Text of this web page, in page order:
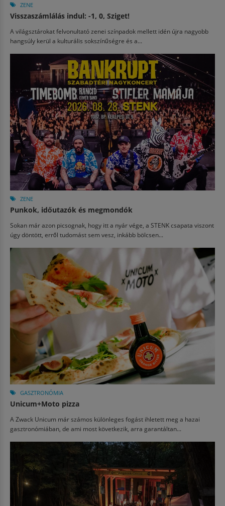
ZENE
Visszaszámlálás indul: -1, 0, Sziget!
A világsztárokat felvonultató zenei színpadok mellett idén újra nagyobb
hangsúly kerül a kulturális sokszínűségre és a...
ZENE
Punkok, időutazók és megmondók
Sokan már azon picsognak, hogy itt a nyár vége, a STENK csapata viszont
úgy döntött, erről tudomást sem vesz, inkább bölcsen...
GASZTRONÓMIA
Unicum+Moto pizza
A Zwack Unicum már számos különleges fogást ihletett meg a hazai
gasztronómiában, de ami most következik, arra garantáltan...